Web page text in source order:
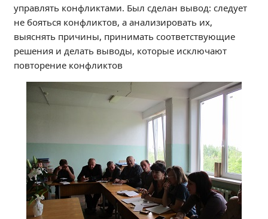
Информация
Независимая оценка качества
Профориентация
Обращения онлайн
Региональный центр по профилактике ДДТТ
Учебно-производственный комплекс
Противодействие коррупции
Всероссийское чемпионатное движение
Региональная инновационная площадка
СВЕДЕНИЯ ОБ ОБРАЗОВАТЕЛЬНОЙ ОРГАНИЗАЦИИ
управлять конфликтами. Был сделан вывод: следует
не бояться конфликтов, а анализировать их,
выяснять причины, принимать соответствующие
решения и делать выводы, которые исключают
повторение конфликтов